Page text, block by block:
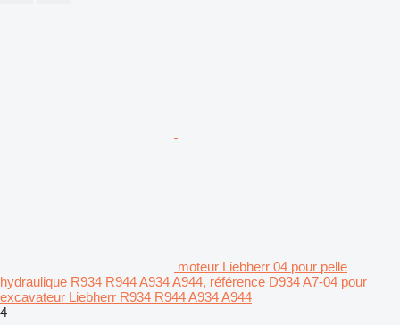
moteur Liebherr 04 pour pelle
hydraulique R934 R944 A934 A944, référence D934 A7-04 pour
excavateur Liebherr R934 R944 A934 A944
4